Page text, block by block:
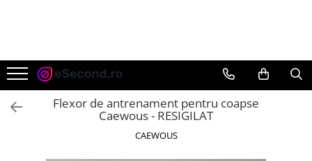
Auto Moto
Accesorii Auto
Anvelope & Jante
Flexor de antrenament pentru coapse
Caewous - RESIGILAT
CAEWOUS